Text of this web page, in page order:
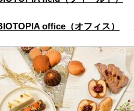
office （オフィス）